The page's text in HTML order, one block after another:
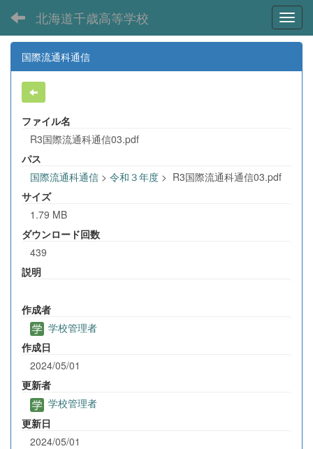
北海道千歳高等学校
国際流通科通信
ファイル名
R3国際流通科通信03.pdf
パス
国際流通科通信 > 令和３年度 > R3国際流通科通信03.pdf
サイズ
1.79 MB
ダウンロード回数
439
説明
作成者
学校管理者
作成日
2024/05/01
更新者
学校管理者
更新日
2024/05/01